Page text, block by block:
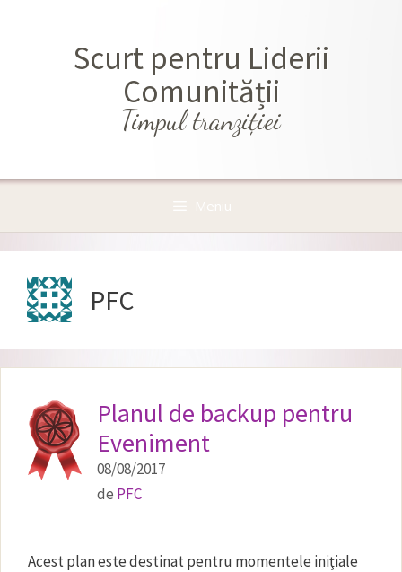
Scurt pentru Liderii
Comunității
Timpul tranziţiei
Meniu
PFC
Planul de backup pentru
Eveniment
08/08/2017
de PFC
Acest plan este destinat pentru momentele iniţiale